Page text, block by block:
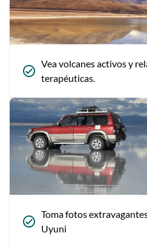
Vea volcanes activos y
terapéuticas.
Toma fotos
Uyuni